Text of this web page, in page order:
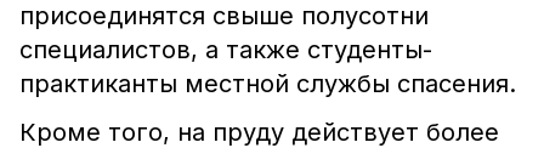
присоединятся свыше полусотни
специалистов, а также студенты-
практиканты местной службы спасения.
Кроме того, на пруду действует более